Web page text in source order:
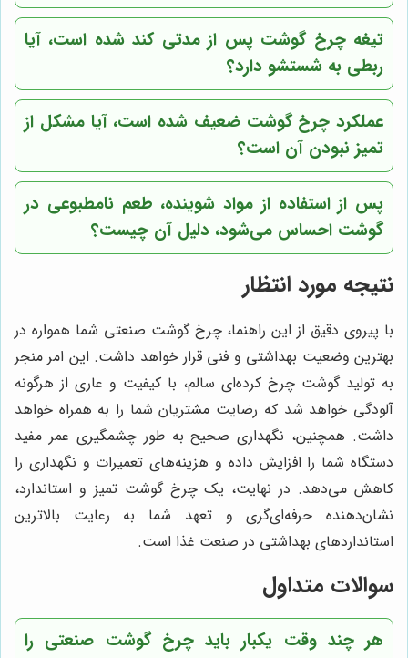
تیغه چرخ گوشت پس از مدتی کند شده است، آیا
ربطی به شستشو دارد؟
عملکرد چرخ گوشت ضعیف شده است، آیا مشکل از
تمیز نبودن آن است؟
پس از استفاده از مواد شوینده، طعم نامطبوعی در
گوشت احساس می‌شود، دلیل آن چیست؟
نتیجه مورد انتظار
با پیروی دقیق از این راهنما، چرخ گوشت صنعتی شما همواره در
بهترین وضعیت بهداشتی و فنی قرار خواهد داشت. این امر منجر
به تولید گوشت چرخ کرده‌ای سالم، با کیفیت و عاری از هرگونه
آلودگی خواهد شد که رضایت مشتریان شما را به همراه خواهد
داشت. همچنین، نگهداری صحیح به طور چشمگیری عمر مفید
دستگاه شما را افزایش داده و هزینه‌های تعمیرات و نگهداری را
کاهش می‌دهد. در نهایت، یک چرخ گوشت تمیز و استاندارد،
نشان‌دهنده حرفه‌ای‌گری و تعهد شما به رعایت بالاترین
استانداردهای بهداشتی در صنعت غذا است.
سوالات متداول
هر چند وقت یکبار باید چرخ گوشت صنعتی را